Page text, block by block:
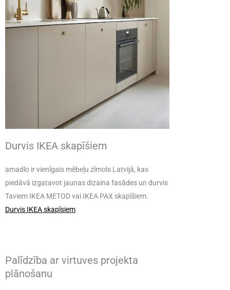
Durvis IKEA skapīšiem
amadlo ir vienīgais mēbeļu zīmols Latvijā, kas
piedāvā izgatavot jaunas dizaina fasādes un durvis
Taviem IKEA METOD vai IKEA PAX skapīšiem.
Durvis IKEA skapīsiem
Palīdzība ar virtuves projekta
plānošanu